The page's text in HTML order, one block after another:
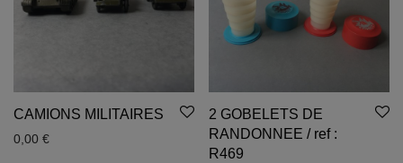
CAMIONS MILITAIRES
0,00 €
2 GOBELETS DE
RANDONNEE / ref :
R469